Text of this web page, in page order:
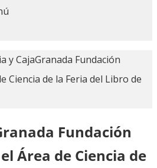
y CajaGranada Fundación
Ciencia de la Feria del Libro de
Fundación
Área de Ciencia de